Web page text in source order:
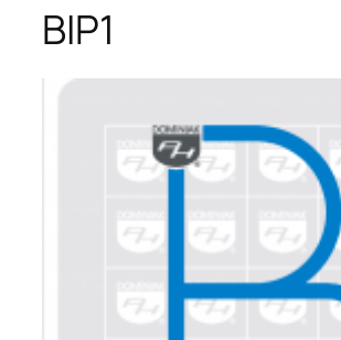
BIP1